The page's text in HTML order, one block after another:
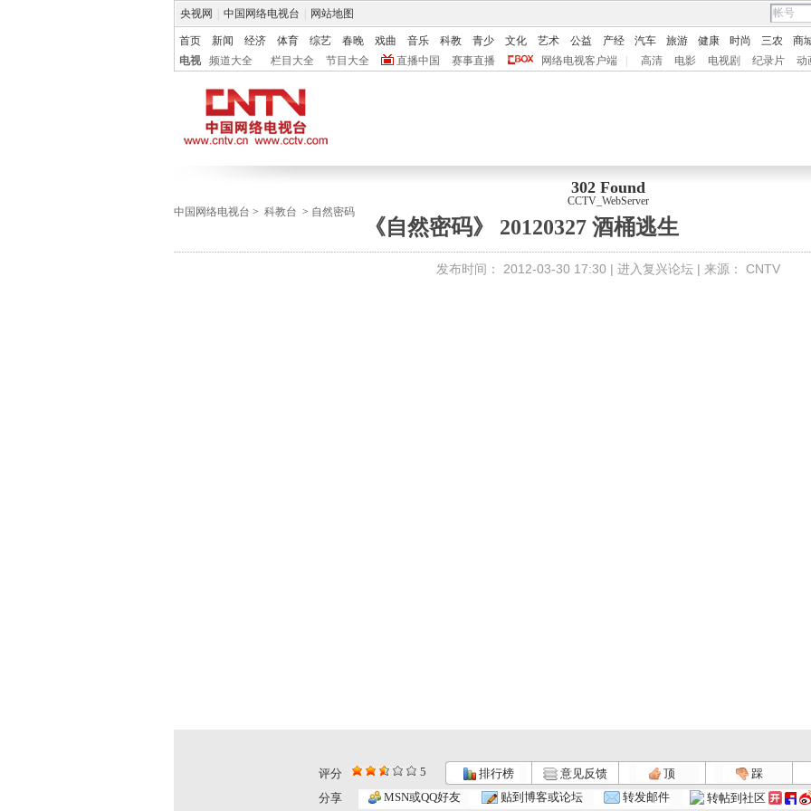
央视网 中国网络电视台 网站地图
首页 新闻 经济 体育 综艺 春晚 戏曲 音乐 科教 青少 文化 艺术 公益 产经 汽车 旅游 健康 时尚 三农
商
电视
频道大全 栏目大全 节目大全 直播中国 赛事直播 网络电视客户端 高清 电影 电视剧 纪录片 动
302 Found
CCTV_WebServer
中国网络电视台 > 科教台 > 自然密码
《自然密码》 20120327 酒桶逃生
发布时间： 2012-03-30 17:30 | 进入复兴论坛 | 来源： CNTV
评分 5 排行榜 意见反馈 顶
踩
分享
MSN或QQ好友 贴到博客或论坛 转发邮件 转帖到社区